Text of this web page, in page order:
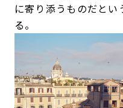
に寄り添うものだと
る。